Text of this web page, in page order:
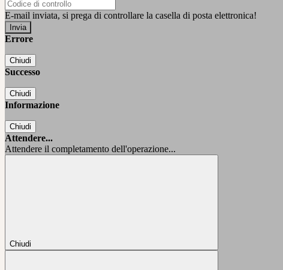
E-mail inviata, si prega di controllare la casella di posta elettronica!
Errore
Chiudi
Successo
Chiudi
Informazione
Chiudi
Attendere...
Attendere il completamento dell'operazione...
Chiudi